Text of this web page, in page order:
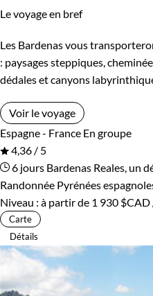
En étoile
Environnement
Bord de mer et îles
Patrimoine et Nature
Le voyage en bref
Les Bardenas vous
: paysages steppiques,
dédales et canyons
Voir le voyage
Espagne - France En groupe
4,36 / 5
6 jours Bardenas Reales, un
Randonnée Pyrénées
Niveau : à partir de 1 930 $CAD
Carte
Détails